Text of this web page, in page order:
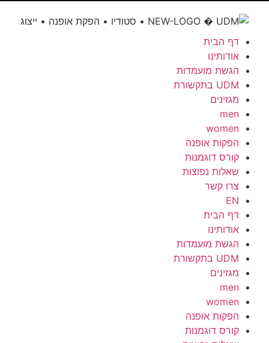
דף הבית
אודותינו
הגשת מועמדות
UDM בתקשורת
מגזינים
men
women
הפקות אופנה
קורס דוגמנות
שאלות נפוצות
צרו קשר
EN
דף הבית
אודותינו
הגשת מועמדות
UDM בתקשורת
מגזינים
men
women
הפקות אופנה
קורס דוגמנות